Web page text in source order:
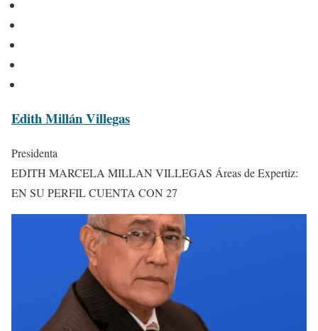
Edith Millán Villegas
Presidenta
EDITH MARCELA MILLAN VILLEGAS Áreas de Expertiz:
EN SU PERFIL CUENTA CON 27